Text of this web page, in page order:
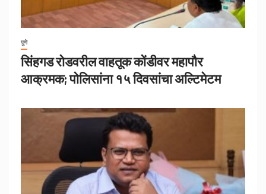
पुणे
सिंहगड रोडवरील वाहतूक कोंडीवर महापौर
आक्रमक; पोलिसांना १५ दिवसांचा अल्टिमेटम